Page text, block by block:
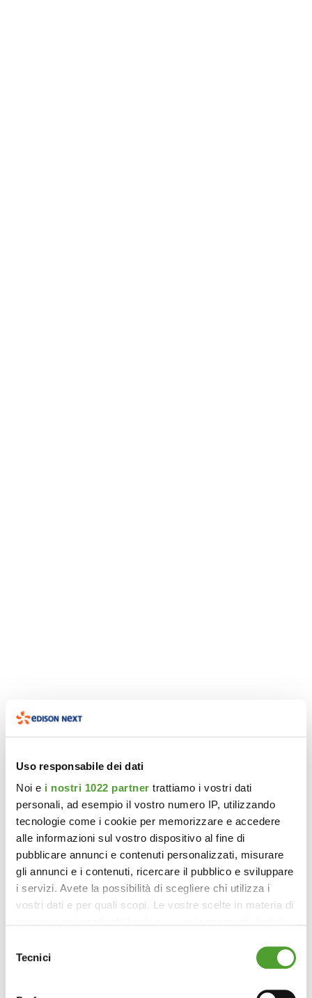
Uso responsabile dei dati
Noi e i nostri 1022 partner trattiamo i vostri dati
personali, ad esempio il vostro numero IP, utilizzando
tecnologie come i cookie per memorizzare e accedere
alle informazioni sul vostro dispositivo al fine di
pubblicare annunci e contenuti personalizzati, misurare
gli annunci e i contenuti, ricercare il pubblico e sviluppare
i servizi. Avete la possibilità di scegliere chi utilizza i
vostri dati e per quali scopi. Le vostre scelte in materia di
modificare o revocare il proprio consenso in qualsiasi
momento dalla Dichiarazione sui cookie o facendo clic
delTecnici